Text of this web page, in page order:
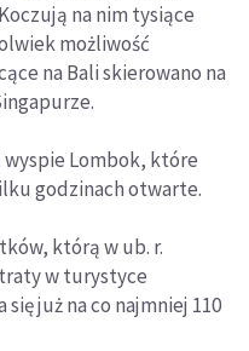
na nim tysiące
możliwość
na Bali skierowano na
Lombok, które
godzinach otwarte.
którą w ub. r.
w turystyce
już na co najmniej 110